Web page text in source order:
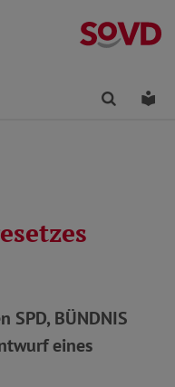
Finden
SPD, BÜNDNIS
eines